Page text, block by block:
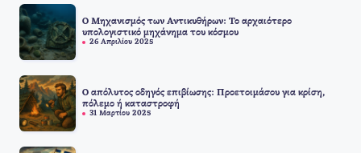
Ο Μηχανισμός των Αντικυθήρων: Το αρχαιότερο
υπολογιστικό μηχάνημα του κόσμου
26 Απριλίου 2025
Ο απόλυτος οδηγός επιβίωσης: Προετοιμάσου για κρίση,
πόλεμο ή καταστροφή
31 Μαρτίου 2025